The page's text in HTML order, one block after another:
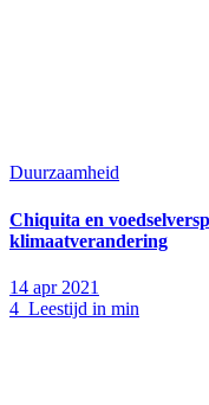
Duurzaamheid
Chiquita en
klimaatverandering
14 apr 2021
4 Leestijd in min